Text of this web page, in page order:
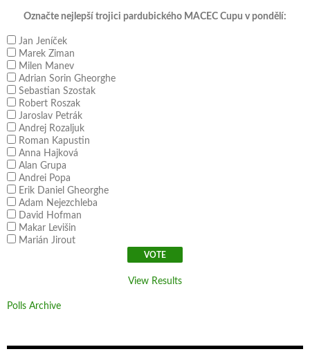
Označte nejlepší trojici pardubického MACEC Cupu v pondělí:
Jan Jeníček
Marek Ziman
Milen Manev
Adrian Sorin Gheorghe
Sebastian Szostak
Robert Roszak
Jaroslav Petrák
Andrej Rozaljuk
Roman Kapustin
Anna Hajková
Alan Grupa
Andrei Popa
Erik Daniel Gheorghe
Adam Nejezchleba
David Hofman
Makar Levišin
Marián Jirout
View Results
Polls Archive